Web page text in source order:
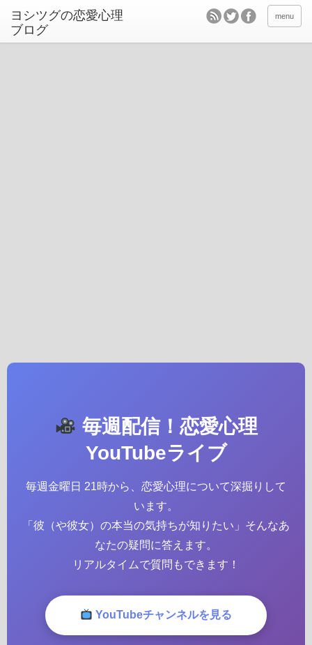
ヨシツグの恋愛心理
ブログ
menu
毎週配信！恋愛心理
YouTubeライブ
毎週金曜日 21時から、恋愛心理について深掘りして
います。
「彼（や彼女）の本当の気持ちが知りたい」そんなあ
なたの疑問に答えます。
リアルタイムで質問もできます！
YouTubeチャンネルを見る